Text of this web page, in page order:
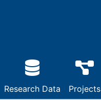
Research Data Projects